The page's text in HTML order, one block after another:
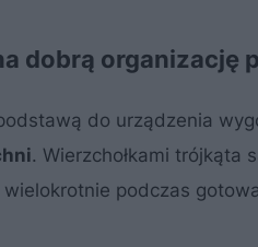
dobrą organizację
do urządzenia
. Wierzchołkami trójkąta
podczas